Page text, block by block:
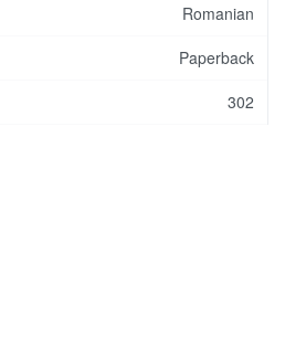
Romanian
Paperback
302